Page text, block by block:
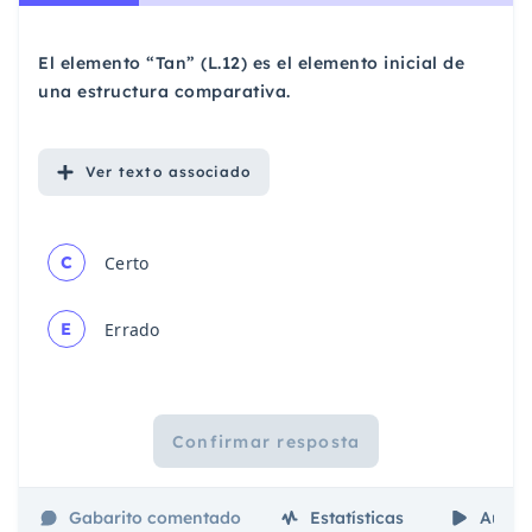
El elemento “Tan” (L.12) es el elemento inicial de
una estructura comparativa.
Ver texto associado
C Certo
E Errado
Confirmar resposta
Gabarito comentado Estatísticas Aulas